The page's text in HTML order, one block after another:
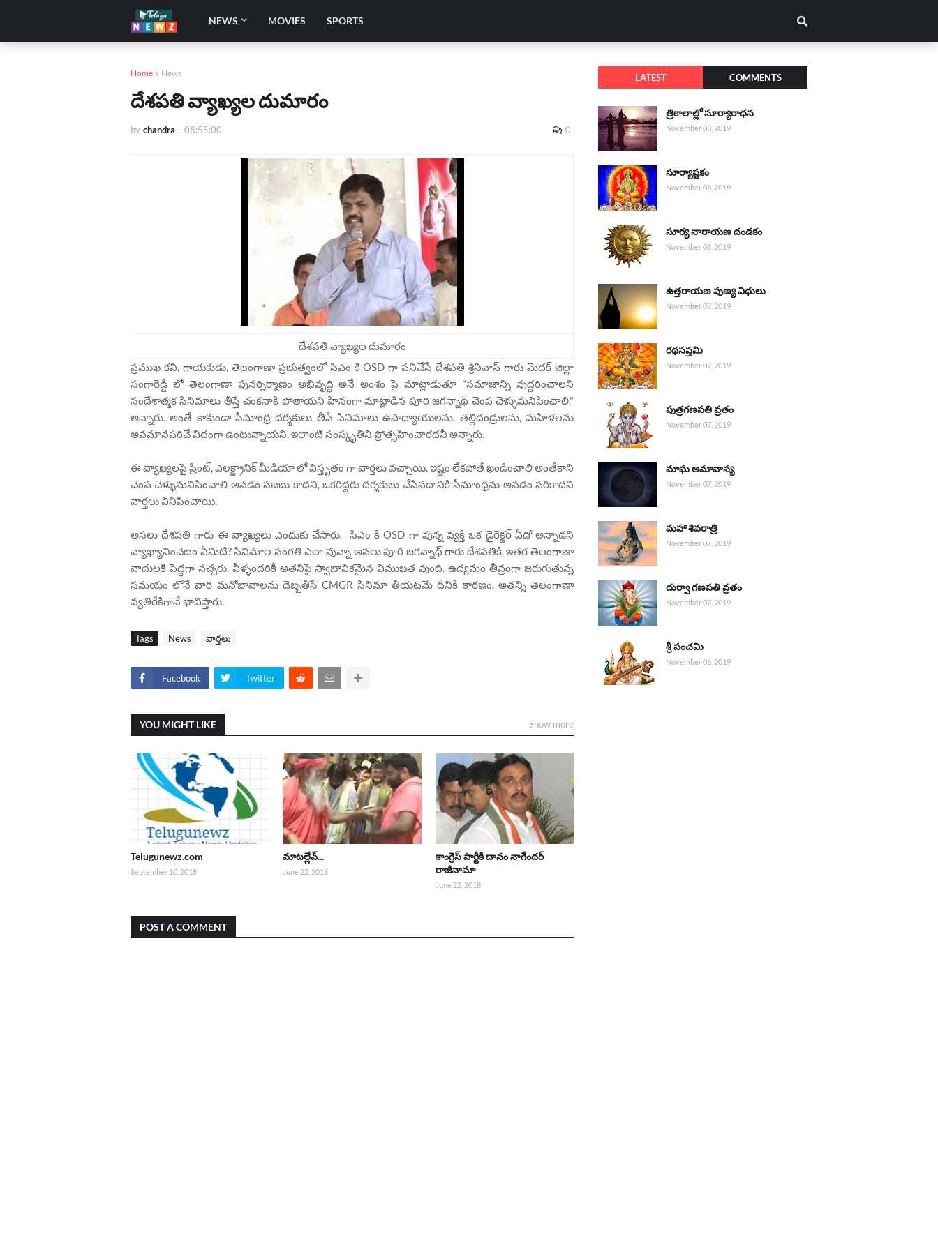
NEWS MOVIES SPORTS
Home News
దేశపతి వ్యాఖ్యల దుమారం
by chandra - 08:55:00 0
దేశపతి వ్యాఖ్యల దుమారం
ప్రముఖ కవి, గాయకుడు, తెలంగాణా ప్రభుత్వంలో సిఎం కి OSD గా పనిచేసే దేశపతి శ్రీనివాస్ గారు మెదక్ జిల్లా
సంగారెడ్డి లో తెలంగాణా పునర్నిర్మాణం అభివృద్ధి అనే అంశం పై మాట్లాడుతూ "సమాజాన్ని వుద్దరించాలని
సందేశాత్మక సినిమాలు తీస్తే చంకనాకి పోతాయని హీనంగా మాట్లాడిన పూరి జగన్నాథ్ చెంప చెళ్ళుమనిపించాలి."
అన్నారు. అంతే కాకుండా సీమాంధ్ర దర్శకులు తీసే సినిమాలు ఉపాధ్యాయులను, తల్లిదండ్రులను, మహిళలను
అవమానపరిచే విధంగా ఉంటున్నాయని, ఇలాంటి సంస్కృతిని ప్రోత్సహించారదనీ అన్నారు.
ఈ వ్యాఖ్యలపై ప్రింట్, ఎలక్ట్రానిక్ మీడియా లో విస్తృతం గా వార్తలు వచ్చాయి. ఇష్టం లేకపోతే ఖండించాలి అంతేకాని
చెంప చెళ్ళుమనిపించాలి అనడం సబబు కాదని, ఒకరిద్దరు దర్శకులు చేసినదానికి సీమాంధ్రను అనడం సరికాదని
వార్తలు వినిపించాయి.
అసలు దేశపతి గారు ఈ వ్యాఖ్యలు ఎందుకు చేసారు. సిఎం కి OSD గా వున్న వ్యక్తి ఒక డైరెక్టర్ ఏదో అన్నాడని
వ్యాఖ్యానించటం ఏమిటి? సినిమాల సంగతి ఎలా వున్నా అసలు పూరి జగన్నాథ్ గారు దేశపతికి, ఇతర తెలంగాణా
వాదులకి పెద్దగా నచ్చరు. వీళ్ళందరికీ అతనిపై స్వాభావికమైన విముఖత వుంది. ఉద్యమం తీవ్రంగా జరుగుతున్న
సమయం లోనే వారి మనోభావాలను దెబ్బతీసే CMGR సినిమా తీయటమే దీనికి కారణం. అతన్ని తెలంగాణా
వ్యతిరేకిగానే భావిస్తారు.
Tags News వార్తలు
Facebook Twitter
YOU MIGHT LIKE Show more
Telugunewz.com
September 10, 2018
మాటల్లేవ్...
June 22, 2018
కాంగ్రెస్ పార్టీకి దానం నాగేందర్
రాజీనామా
June 22, 2018
POST A COMMENT
LATEST COMMENTS
త్రికాలాల్లో సూర్యారాధన
November 08, 2019
సూర్యాష్టకం
November 08, 2019
సూర్య నారాయణ దండకం
November 08, 2019
ఉత్తరాయణ పుణ్య విధులు
November 07, 2019
రథసప్తమి
November 07, 2019
పుత్రగణపతి వ్రతం
November 07, 2019
మాఘ అమావాస్య
November 07, 2019
మహా శివరాత్రి
November 07, 2019
దుర్వా గణపతి వ్రతం
November 07, 2019
శ్రీ పంచమి
November 06, 2019